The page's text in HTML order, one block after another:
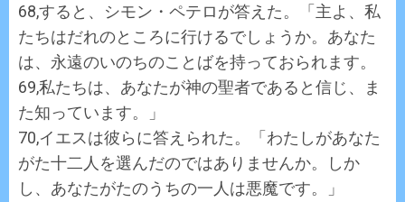
68,すると、シモン・ペテロが答えた。「主よ、私
たちはだれのところに行けるでしょうか。あなた
は、永遠のいのちのことばを持っておられます。
69,私たちは、あなたが神の聖者であると信じ、ま
た知っています。」
70,イエスは彼らに答えられた。「わたしがあなた
がた十二人を選んだのではありませんか。しか
し、あなたがたのうちの一人は悪魔です。」